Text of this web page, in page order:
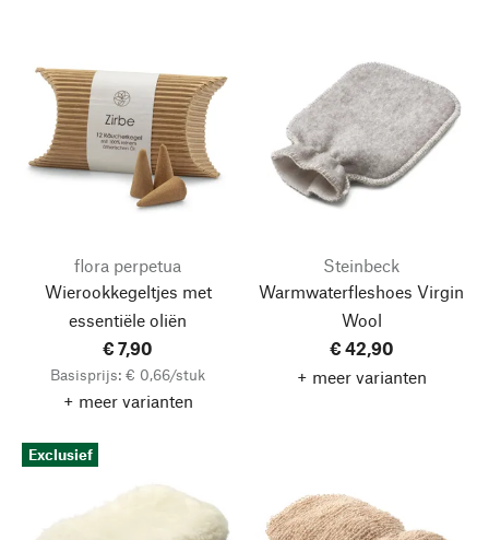
flora perpetua
Wierookkegeltjes met
essentiële oliën
€ 7,90
Basisprijs: € 0,66/stuk
+ meer varianten
Steinbeck
Warmwaterfleshoes Virgin
Wool
€ 42,90
+ meer varianten
Exclusief